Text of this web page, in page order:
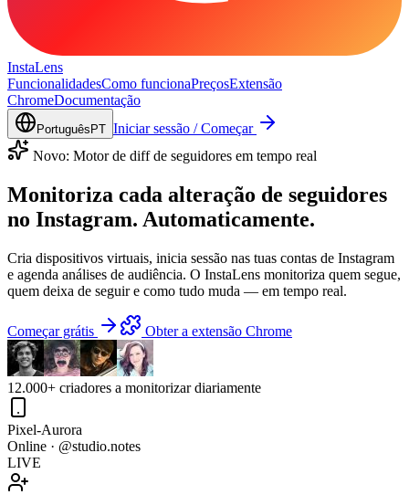
InstaLens
FuncionalidadesComo funcionaPreçosExtensão
ChromeDocumentação
Português PT Iniciar sessão / Começar
Novo: Motor de diff de seguidores em tempo real
Monitoriza cada alteração de seguidores
no Instagram. Automaticamente.
Cria dispositivos virtuais, inicia sessão nas tuas contas de Instagram
e agenda análises de audiência. O InstaLens monitoriza quem segue,
quem deixa de seguir e como tudo muda — em tempo real.
Começar grátis Obter a extensão Chrome
12.000+ criadores a monitorizar diariamente
Pixel-Aurora
Online · @studio.notes
LIVE